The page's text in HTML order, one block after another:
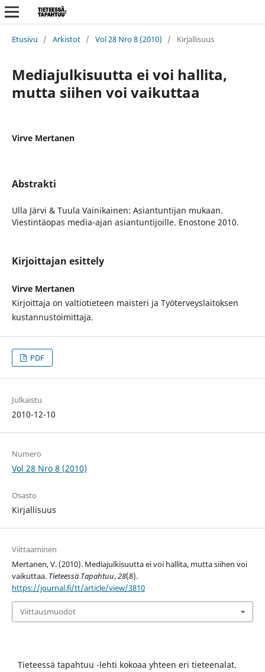
Etusivu / Arkistot / Vol 28 Nro 8 (2010) / Kirjallisuus
Mediajulkisuutta ei voi hallita,
mutta siihen voi vaikuttaa
Virve Mertanen
Abstrakti
Ulla Järvi & Tuula Vainikainen: Asiantuntijan mukaan.
Viestintäopas media-ajan asiantuntijoille. Enostone 2010.
Kirjoittajan esittely
Virve Mertanen
Kirjoittaja on valtiotieteen maisteri ja Työterveyslaitoksen
kustannustoimittaja.
PDF
Julkaistu
2010-12-10
Numero
Vol 28 Nro 8 (2010)
Osasto
Kirjallisuus
Viittaaminen
Mertanen, V. (2010). Mediajulkisuutta ei voi hallita, mutta siihen voi
vaikuttaa. Tieteessä Tapahtuu,28(8).
https://journal.fi/tt/article/view/3810
Viittausmuodot
Tieteessä tapahtuu -lehti kokoaa yhteen eri tieteenalat.